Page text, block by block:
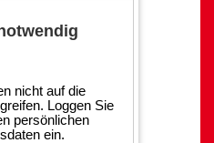
nicht auf die
Loggen Sie
persönlichen
ein.